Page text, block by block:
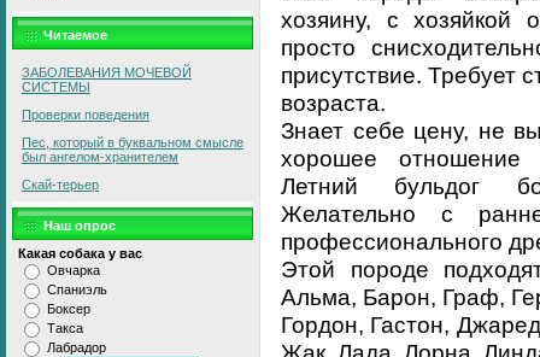
Читаемое
ЗАБОЛЕВАHИЯ МОЧЕВОЙ
СИСТЕМЫ
Проверки поведения
Пес, который в буквальном смысле
был ангелом-хранителем
Скай-терьер
Наш опрос
Какая собака у вас
Овчарка
Спаниэль
Боксер
Такса
Лабрадор
хозяину, с хозяйкой
просто
присутствие. Требует
возраста.
Знает себе цену, не
хорошее отношение
Летний бульдог
Желательно с
профессионального
Этой породе
Альма, Барон, Граф,
Гордон, Гастон,